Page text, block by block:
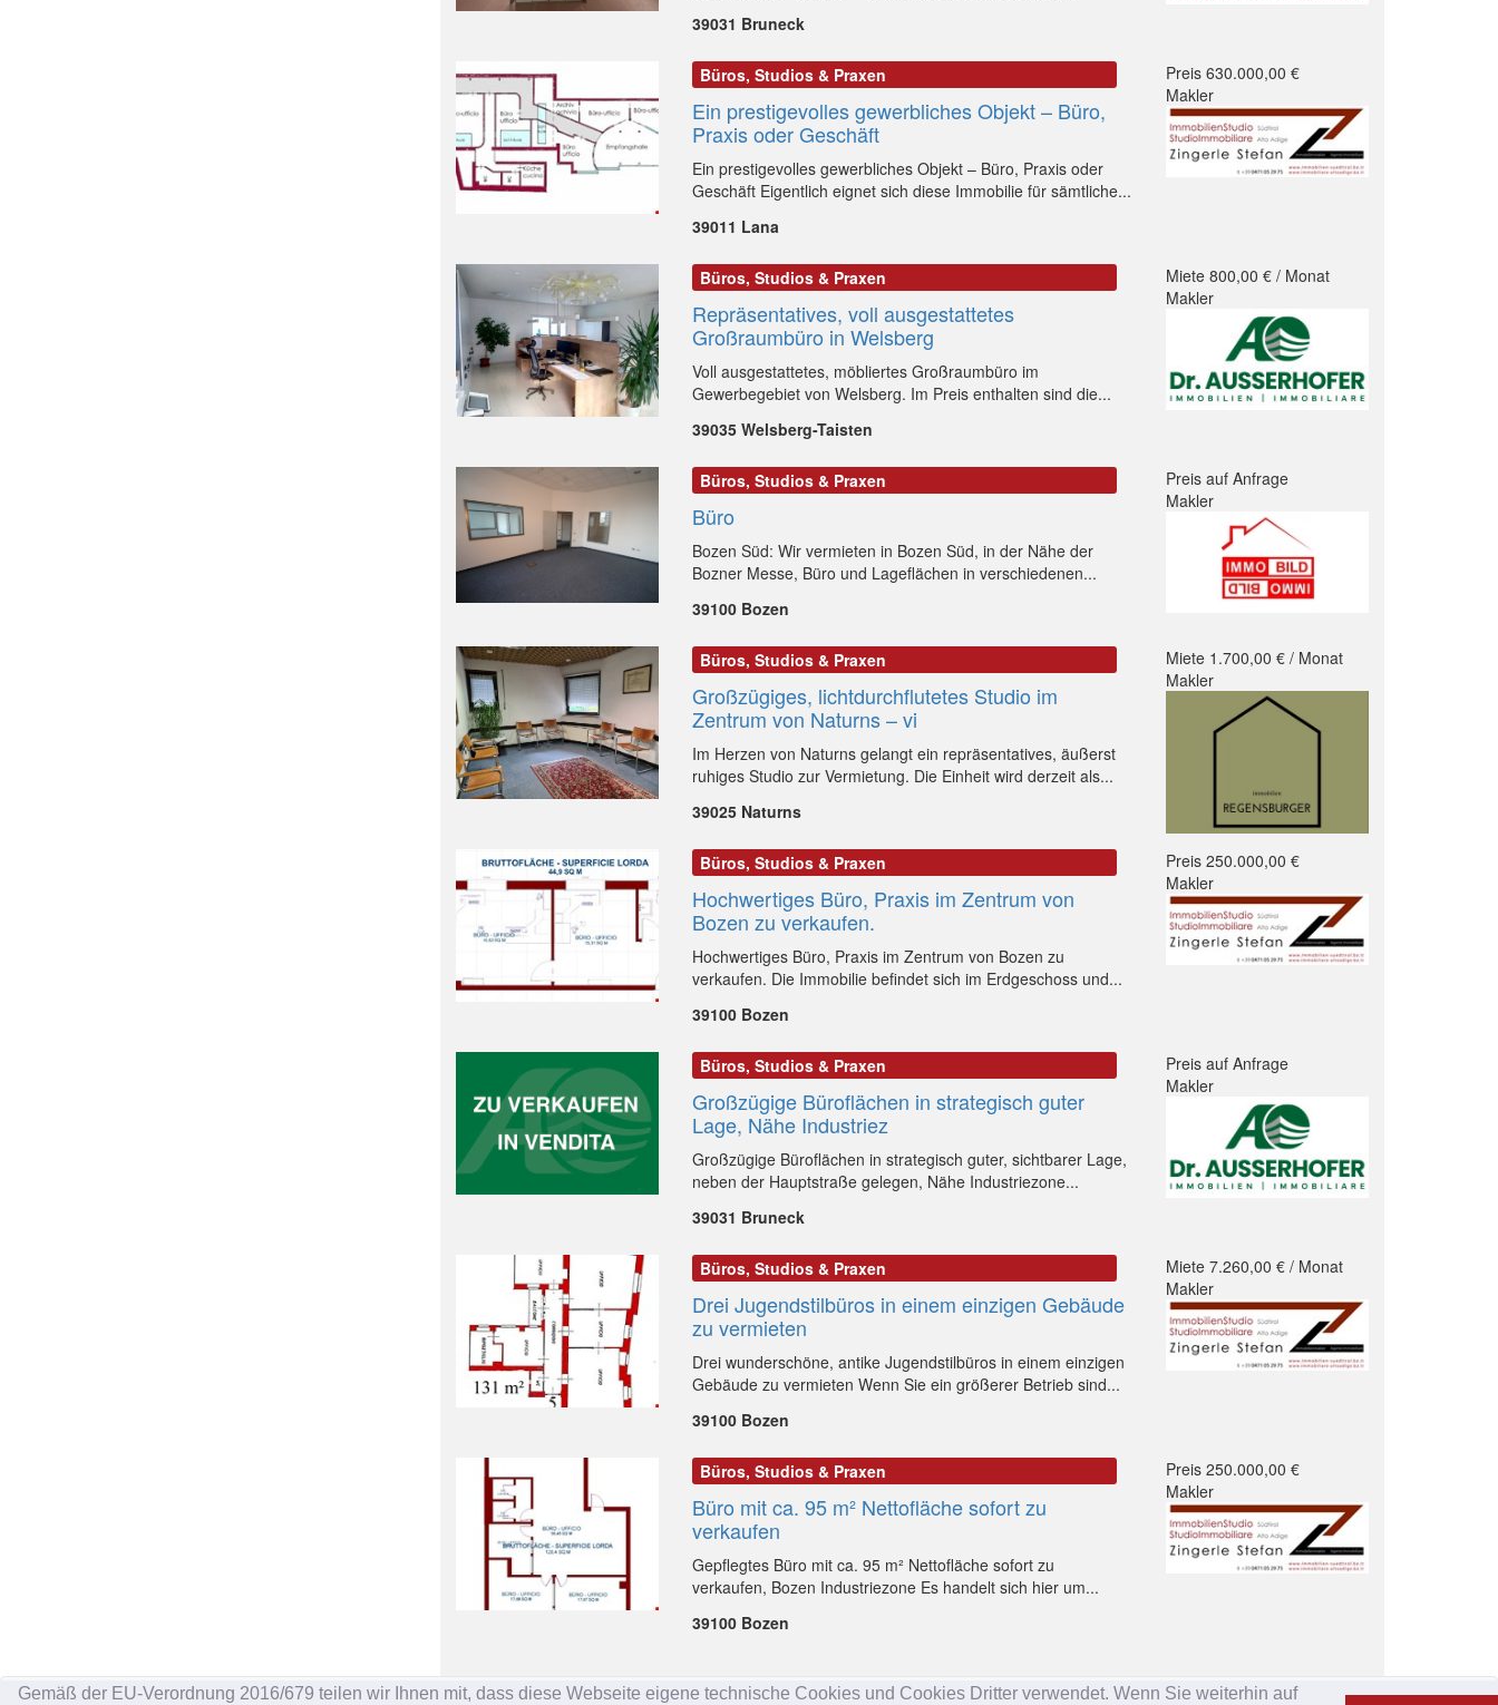
Gemäß der EU-Verordnung 2016/679 teilen wir Ihnen mit, dass diese Webseite eigene technische Cookies und Cookies Dritter verwendet. Wenn Sie weiterhin auf
39031 Bruneck
Büros, Studios & Praxen
Ein prestigevolles gewerbliches Objekt – Büro,
Praxis oder Geschäft
Ein prestigevolles gewerbliches Objekt – Büro, Praxis oder
Geschäft Eigentlich eignet sich diese Immobilie für sämtliche...
39011 Lana
Preis 630.000,00 €
Makler
Büros, Studios & Praxen
Repräsentatives, voll ausgestattetes
Großraumbüro in Welsberg
Voll ausgestattetes, möbliertes Großraumbüro im
Gewerbegebiet von Welsberg. Im Preis enthalten sind die...
39035 Welsberg-Taisten
Miete 800,00 € / Monat
Makler
Büros, Studios & Praxen
Büro
Bozen Süd: Wir vermieten in Bozen Süd, in der Nähe der
Bozner Messe, Büro und Lageflächen in verschiedenen...
39100 Bozen
Preis auf Anfrage
Makler
Büros, Studios & Praxen
Großzügiges, lichtdurchflutetes Studio im
Zentrum von Naturns – vi
Im Herzen von Naturns gelangt ein repräsentatives, äußerst
ruhiges Studio zur Vermietung. Die Einheit wird derzeit als...
39025 Naturns
Miete 1.700,00 € / Monat
Makler
Büros, Studios & Praxen
Hochwertiges Büro, Praxis im Zentrum von
Bozen zu verkaufen.
Hochwertiges Büro, Praxis im Zentrum von Bozen zu
verkaufen. Die Immobilie befindet sich im Erdgeschoss und...
39100 Bozen
Preis 250.000,00 €
Makler
Büros, Studios & Praxen
Großzügige Büroflächen in strategisch guter
Lage, Nähe Industriez
Großzügige Büroflächen in strategisch guter, sichtbarer Lage,
neben der Hauptstraße gelegen, Nähe Industriezone...
39031 Bruneck
Preis auf Anfrage
Makler
Büros, Studios & Praxen
Drei Jugendstilbüros in einem einzigen Gebäude
zu vermieten
Drei wunderschöne, antike Jugendstilbüros in einem einzigen
Gebäude zu vermieten Wenn Sie ein größerer Betrieb sind...
39100 Bozen
Miete 7.260,00 € / Monat
Makler
Büros, Studios & Praxen
Büro mit ca. 95 m² Nettofläche sofort zu
verkaufen
Gepflegtes Büro mit ca. 95 m² Nettofläche sofort zu
verkaufen, Bozen Industriezone Es handelt sich hier um...
39100 Bozen
Preis 250.000,00 €
Makler